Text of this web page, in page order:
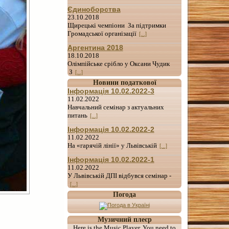
Єдиноборства
23.10.2018
Щирецькі чемпіони За підтримки
Громадської організації [...]
Аргентина 2018
18.10.2018
Олімпійське срібло у Оксани Чудик
З [...]
Новини податкової
Інформація 10.02.2022-3
11.02.2022
Навчальний семінар з актуальних
питань [...]
Інформація 10.02.2022-2
11.02.2022
На «гарячій лінії» у Львівській [...]
Інформація 10.02.2022-1
11.02.2022
У Львівській ДПІ відбувся семінар -
[...]
Погода
Музичний плеєр